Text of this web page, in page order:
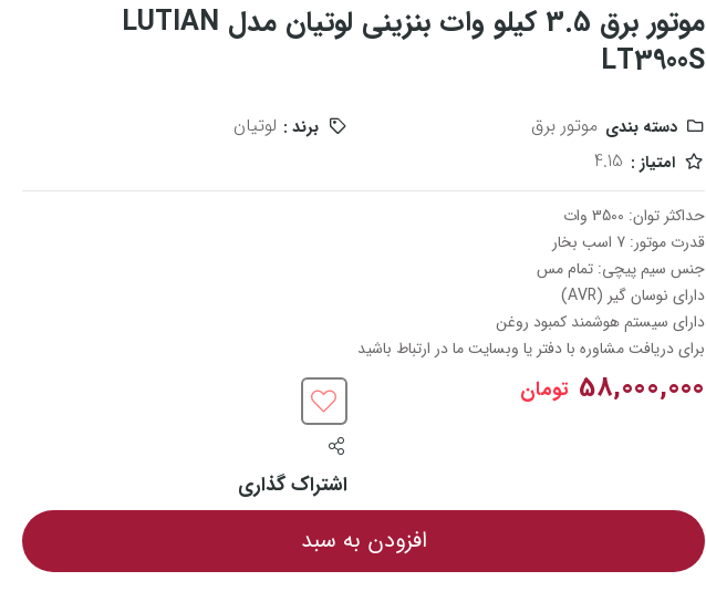
موتور برق 3.5 کیلو وات بنزینی لوتیان مدل LUTIAN
LT3900S
دسته بندی موتور برق برند : لوتیان
امتیاز : 4.15
حداکثر توان: 3500 وات
قدرت موتور: 7 اسب بخار
جنس سیم پیچی: تمام مس
دارای نوسان گیر (AVR)
دارای سیستم هوشمند کمبود روغن
برای دریافت مشاوره با دفتر یا وبسایت ما در ارتباط باشید
58,000,000 تومان
اشتراک گذاری
افزودن به سبد